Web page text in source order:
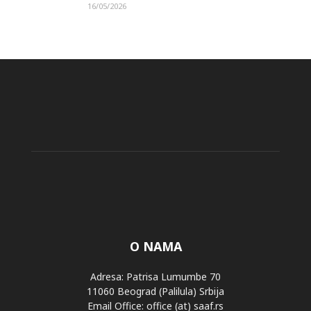
16/05/2026
O NAMA
Adresa: Patrisa Lumumbe 70
11060 Beograd (Palilula) Srbija
Email Office: office (at) saaf.rs